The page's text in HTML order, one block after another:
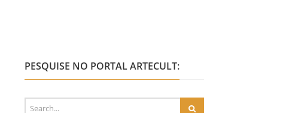
PESQUISE NO PORTAL ARTECULT: